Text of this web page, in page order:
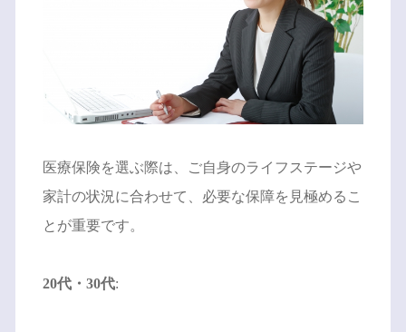
医療保険を選ぶ際は、ご自身のライフステージや
家計の状況に合わせて、必要な保障を見極めるこ
とが重要です。
20代・30代: